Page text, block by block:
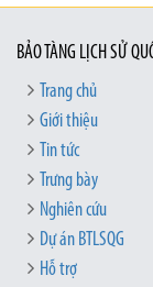
BẢO TÀNG LỊCH SỬ
Trang chủ
Giới thiệu
Tin tức
Trưng bày
Nghiên cứu
Dự án BTLSQG
Hỗ trợ